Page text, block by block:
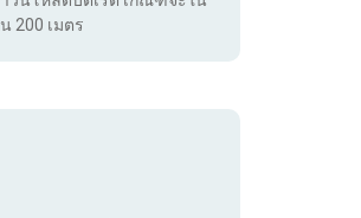
200 เมตร